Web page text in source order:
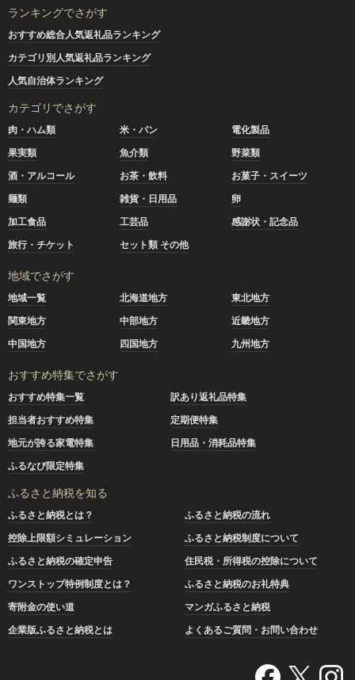
ランキングでさがす
おすすめ総合人気返礼品ランキング
カテゴリ別人気返礼品ランキング
人気自治体ランキング
カテゴリでさがす
肉・ハム類 米・パン
電化製品
果実類
魚介類
野菜類
酒・アルコール
お茶・飲料
お菓子・スイーツ
麺類
雑貨・日用品
卵
加工食品
工芸品
感謝状・記念品
旅行・チケット
セット類 その他
地域でさがす
地域一覧 北海道地方
東北地方
関東地方
中部地方
近畿地方
中国地方
四国地方 九州地方
おすすめ特集でさがす
おすすめ特集一覧
訳あり返礼品特集
担当者おすすめ特集
定期便特集
地元が誇る家電特集
日用品・消耗品特集
ふるなび限定特集
ふるさと納税を知る
ふるさと納税とは？
ふるさと納税の流れ
控除上限額シミュレーション
ふるさと納税制度について
ふるさと納税の確定申告
住民税・所得税の控除について
ワンストップ特例制度とは？
ふるさと納税のお礼特典
寄附金の使い道
マンガふるさと納税
企業版ふるさと納税とは
よくあるご質問・お問い合わせ